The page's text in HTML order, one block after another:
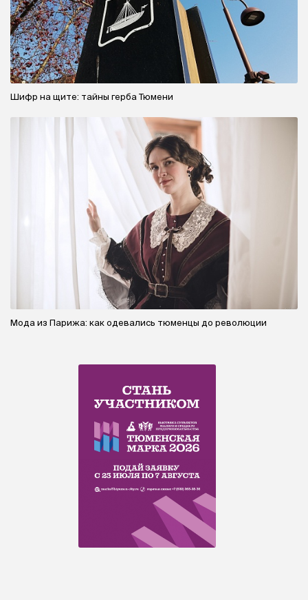
Шифр на щите: тайны герба Тюмени
Мода из Парижа: как одевались тюменцы до революции